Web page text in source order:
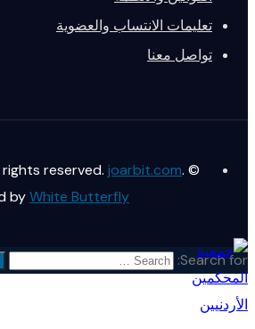
تعليمات الانتساب والعضوية
تواصل معنا
© Copyright 2026. All rights reserved.
joarbit.com.
byWhite Butterfly
Search for: